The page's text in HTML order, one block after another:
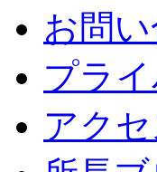
お問
プラ
アクセ